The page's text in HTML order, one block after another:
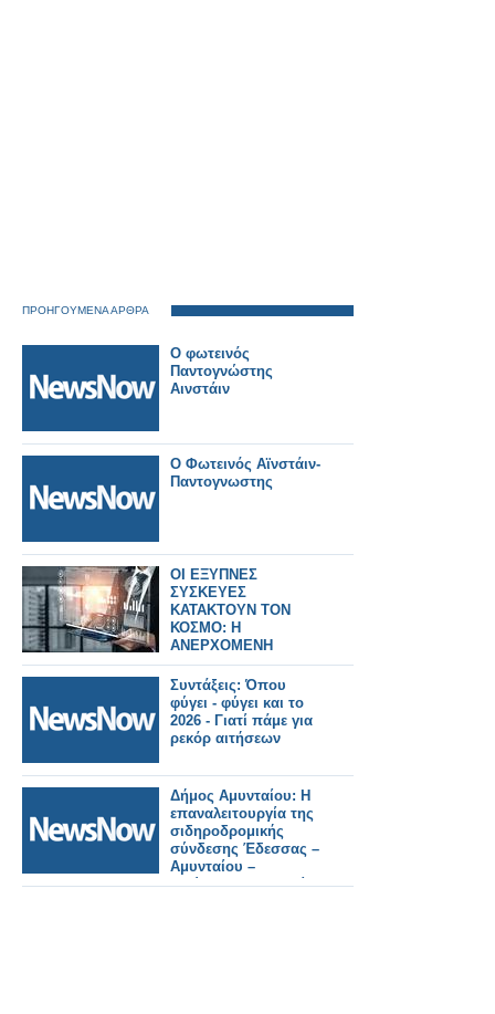
ΠΡΟΗΓΟΥΜΕΝΑ ΑΡΘΡΑ
Ο φωτεινός
Παντογνώστης
Αινστάιν
Ο Φωτεινός Αϊνστάιν-
Παντογνωστης
ΟΙ ΕΞΥΠΝΕΣ
ΣΥΣΚΕΥΕΣ
ΚΑΤΑΚΤΟΥΝ ΤΟΝ
ΚΟΣΜΟ: Η
ΑΝΕΡΧΟΜΕΝΗ
ΔΥΝΑΜΗ ΤΟΥ IoT
Συντάξεις: Όπου
φύγει - φύγει και το
2026 - Γιατί πάμε για
ρεκόρ αιτήσεων
Δήμος Αμυνταίου: Η
επαναλειτουργία της
σιδηροδρομικής
σύνδεσης Έδεσσας –
Αμυνταίου –
Φλώρινας αποτελεί